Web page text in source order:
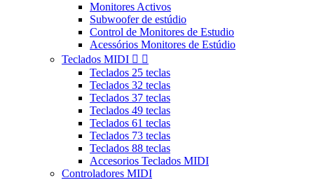
Monitores Activos
Subwoofer de estúdio
Control de Monitores de Estudio
Acessórios Monitores de Estúdio
Teclados MIDI  
Teclados 25 teclas
Teclados 32 teclas
Teclados 37 teclas
Teclados 49 teclas
Teclados 61 teclas
Teclados 73 teclas
Teclados 88 teclas
Accesorios Teclados MIDI
Controladores MIDI